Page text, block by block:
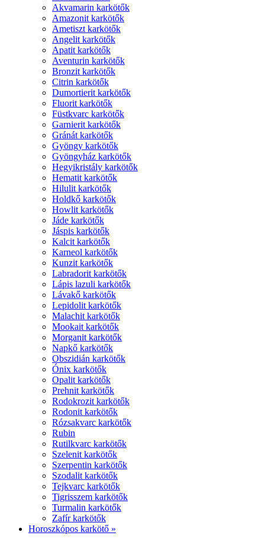
Akvamarin karkötők
Amazonit karkötők
Ametiszt karkötők
Angelit karkötők
Apatit karkötők
Aventurin karkötők
Bronzit karkötők
Citrin karkötők
Dumortierit karkötők
Fluorit karkötők
Füstkvarc karkötők
Garnierit karkötők
Gránát karkötők
Gyöngy karkötők
Gyöngyház karkötők
Hegyikristály karkötők
Hematit karkötők
Hilulit karkötők
Holdkő karkötők
Howlit karkötők
Jáde karkötők
Jáspis karkötők
Kalcit karkötők
Karneol karkötők
Kunzit karkötők
Labradorit karkötők
Lápis lazuli karkötők
Lávakő karkötők
Lepidolit karkötők
Malachit karkötők
Mookait karkötők
Morganit karkötők
Napkő karkötők
Obszidián karkötők
Ónix karkötők
Opalit karkötők
Prehnit karkötők
Rodokrozit karkötők
Rodonit karkötők
Rózsakvarc karkötők
Rubin
Rutilkvarc karkötők
Szelenit karkötők
Szerpentin karkötők
Szodalit karkötők
Tejkvarc karkötők
Tigrisszem karkötők
Turmalin karkötők
Zafír karkötők
Horoszkópos karkötő »